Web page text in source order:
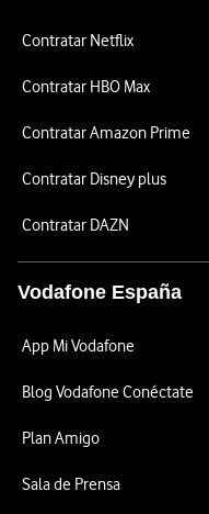
Contratar Netflix
Contratar HBO Max
Contratar Amazon Prime
Contratar Disney plus
Contratar DAZN
Vodafone España
App Mi Vodafone
Blog Vodafone Conéctate
Plan Amigo
Sala de Prensa